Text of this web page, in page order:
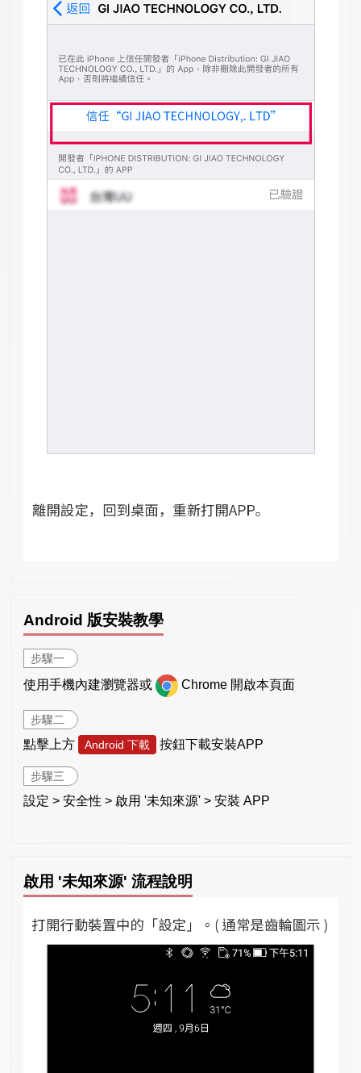
Android 版安裝教學
步驟一
使用手機內建瀏覽器或 Chrome 開啟本頁面
步驟二
點擊上方 Android 下載 按鈕下載安裝APP
步驟三
設定 > 安全性 > 啟用 '未知來源' > 安裝 APP
啟用 '未知來源' 流程說明